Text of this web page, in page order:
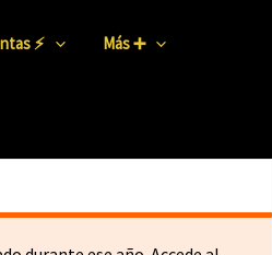
⚡ Más ➕